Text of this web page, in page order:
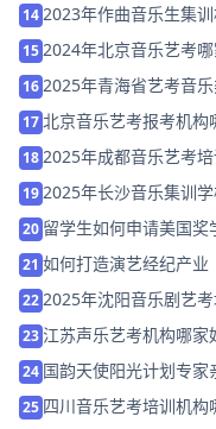
142023年作曲音乐生集训
152024年北京音乐艺考哪
162025年青海省艺考音
17北京音乐艺考报考机构
182025年成都音乐艺考
192025年长沙音乐集训学
20 留学生如何申请美国奖
21 如何打造演艺经纪产业
222025年沈阳音乐剧艺
23江苏声乐艺考机构哪家
24 国韵天使阳光计划专
25 四川音乐艺考培训机构